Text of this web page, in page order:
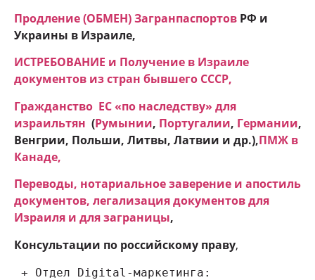
Продление (ОБМЕН) Загранпаспортов РФ и
Украины в Израиле,
ИСТРЕБОВАНИЕ и Получение в Израиле
документов из стран бывшего СССР,
Гражданство ЕC «по наследству» для
израильтян (Румынии, Португалии, Германии,
Венгрии, Польши, Литвы, Латвии и др.),ПМЖ в
Канаде,
Переводы, нотариальное заверение и апостиль
документов, легализация документов для
Израиля и для заграницы,
Консультации по российскому праву,
+ Отдел Digital-маркетинга: